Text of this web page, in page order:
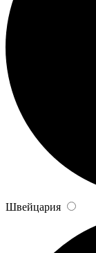
Швейцария